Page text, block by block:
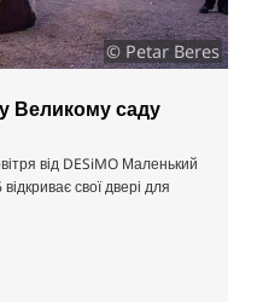
© Petar Beres
Великому саду
від DESiMO Маленький
свої двері для